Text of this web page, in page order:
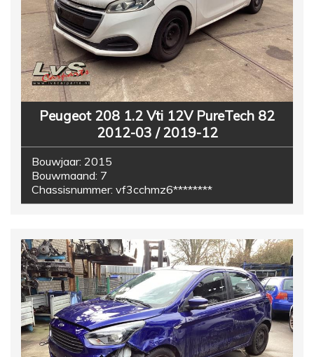
Peugeot 208 1.2 Vti 12V PureTech 82
2012-03 / 2019-12
Bouwjaar: 2015
Bouwmaand: 7
Chassisnummer: vf3cchmz6********